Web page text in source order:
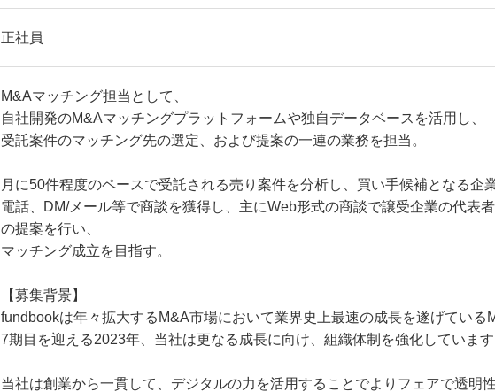
正社員
M&Aマッチング担当として、
自社開発のM&Aマッチングプラットフォームや独自データベースを活用し、
受託案件のマッチング先の選定、および提案の一連の業務を担当。
月に50件程度のペースで受託される売り案件を分析し、買い手候補となる企
電話、DM/メール等で商談を獲得し、主にWeb形式の商談で譲受企業の代表
の提案を行い、
マッチング成立を目指す。
【募集背景】
fundbookは年々拡大するM&A市場において業界史上最速の成長を遂げている
7期目を迎える2023年、当社は更なる成長に向け、組織体制を強化しています
当社は創業から一貫して、デジタルの力を活用することでよりフェアで透明